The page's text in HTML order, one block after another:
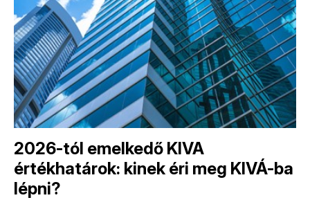
2026-tól emelkedő KIVA
értékhatárok: kinek éri meg KIVÁ-ba
lépni?